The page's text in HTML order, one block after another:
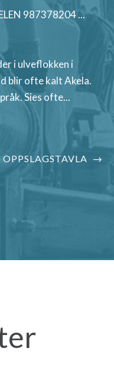
987378204 ...
i ulveflokken i
blir ofte kalt Akela.
Sies ofte...
OPPSLAGSTAVLA